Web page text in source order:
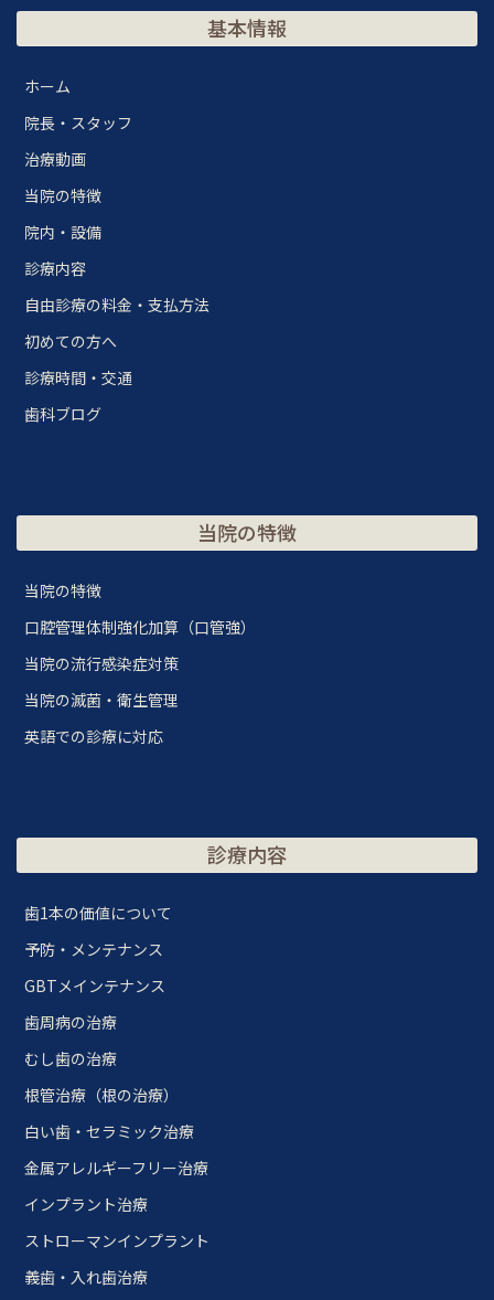
基本情報
ホーム
院長・スタッフ
治療動画
当院の特徴
院内・設備
診療内容
自由診療の料金・支払方法
初めての方へ
診療時間・交通
歯科ブログ
当院の特徴
当院の特徴
口腔管理体制強化加算（口管強）
当院の流行感染症対策
当院の滅菌・衛生管理
英語での診療に対応
診療内容
歯1本の価値について
予防・メンテナンス
GBTメインテナンス
歯周病の治療
むし歯の治療
根管治療（根の治療）
白い歯・セラミック治療
金属アレルギーフリー治療
インプラント治療
ストローマンインプラント
義歯・入れ歯治療